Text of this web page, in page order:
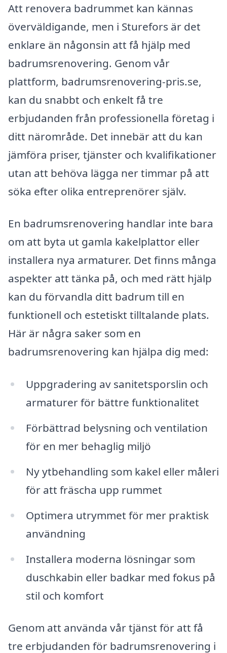
Att renovera badrummet kan kännas
överväldigande, men i Sturefors är det
enklare än någonsin att få hjälp med
badrumsrenovering. Genom vår
plattform, badrumsrenovering-pris.se,
kan du snabbt och enkelt få tre
erbjudanden från professionella företag i
ditt närområde. Det innebär att du kan
jämföra priser, tjänster och kvalifikationer
utan att behöva lägga ner timmar på att
söka efter olika entreprenörer själv.
En badrumsrenovering handlar inte bara
om att byta ut gamla kakelplattor eller
installera nya armaturer. Det finns många
aspekter att tänka på, och med rätt hjälp
kan du förvandla ditt badrum till en
funktionell och estetiskt tilltalande plats.
Här är några saker som en
badrumsrenovering kan hjälpa dig med:
Uppgradering av sanitetsporslin och
armaturer för bättre funktionalitet
Förbättrad belysning och ventilation
för en mer behaglig miljö
Ny ytbehandling som kakel eller måleri
för att fräscha upp rummet
Optimera utrymmet för mer praktisk
användning
Installera moderna lösningar som
duschkabin eller badkar med fokus på
stil och komfort
Genom att använda vår tjänst för att få
tre erbjudanden för badrumsrenovering i